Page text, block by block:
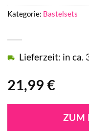
21,99 €
Lieferzeit: in ca.
ZUM
Kategorie: Bastelsets